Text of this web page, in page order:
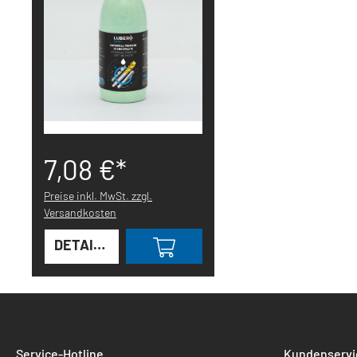
7,08 €*
Preise inkl. MwSt. zzgl.
Versandkosten
DETAILS
Service-Hotline